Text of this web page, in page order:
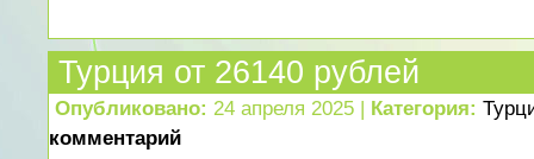
Турция от 26140 рублей
Опубликовано: 24 апреля 2025 | Категория:
комментарий